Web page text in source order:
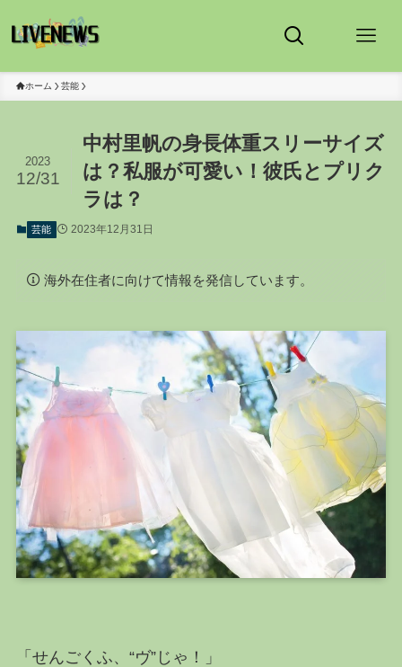
ホーム 芸能
中村里帆の身長体重スリーサイズ
は？私服が可愛い！彼氏とプリク
ラは？
2023
12/31
芸能 2023年12月31日
海外在住者に向けて情報を発信しています。
「せんごくふ、“ヴ”じゃ！」